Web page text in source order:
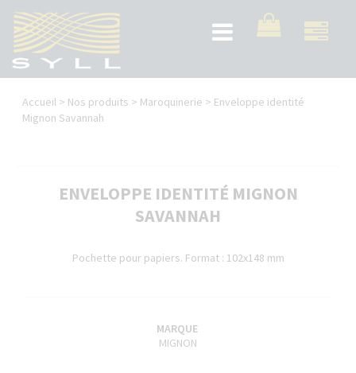
contenu
principal
Toggle
navigation
Vous
êtes
Accueil > Nos produits > Maroquinerie > Enveloppe identité
Mignon Savannah
ENVELOPPE IDENTITÉ MIGNON
SAVANNAH
Pochette pour papiers. Format : 102x148 mm
MARQUE
MIGNON